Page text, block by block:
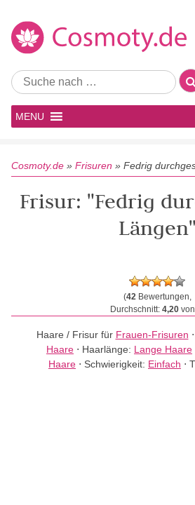
MENU
Cosmoty.de » Frisuren » Fedrig
Frisur: "Fedrig
Längen"
(42Bewertungen,
Durchschnitt: 4,20
Haare / Frisur für Frauen-Frisuren ⋅
Haare ⋅ Haarlänge: Lange Haare
Haare ⋅ Schwierigkeit: Einfach ⋅